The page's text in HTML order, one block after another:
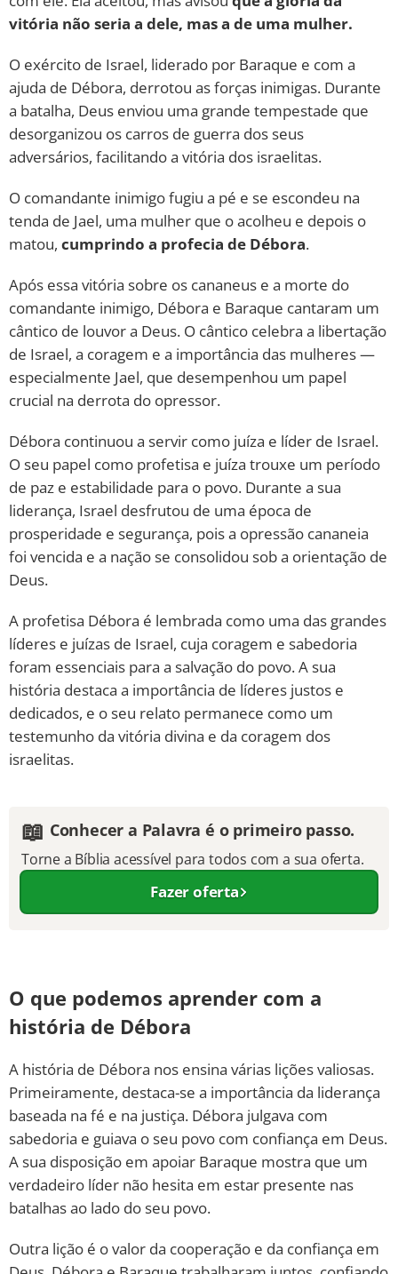
vitória não seria a dele, mas a de uma mulher.
O exército de Israel, liderado por Baraque e com a
ajuda de Débora, derrotou as forças inimigas. Durante
a batalha, Deus enviou uma grande tempestade que
desorganizou os carros de guerra dos seus
adversários, facilitando a vitória dos israelitas.
O comandante inimigo fugiu a pé e se escondeu na
tenda de Jael, uma mulher que o acolheu e depois o
matou, cumprindo a profecia de Débora.
Após essa vitória sobre os cananeus e a morte do
comandante inimigo, Débora e Baraque cantaram um
cântico de louvor a Deus. O cântico celebra a libertação
de Israel, a coragem e a importância das mulheres —
especialmente Jael, que desempenhou um papel
crucial na derrota do opressor.
Débora continuou a servir como juíza e líder de Israel.
O seu papel como profetisa e juíza trouxe um período
de paz e estabilidade para o povo. Durante a sua
liderança, Israel desfrutou de uma época de
prosperidade e segurança, pois a opressão cananeia
foi vencida e a nação se consolidou sob a orientação de
Deus.
A profetisa Débora é lembrada como uma das grandes
líderes e juízas de Israel, cuja coragem e sabedoria
foram essenciais para a salvação do povo. A sua
história destaca a importância de líderes justos e
dedicados, e o seu relato permanece como um
testemunho da vitória divina e da coragem dos
israelitas.
📖 Conhecer a Palavra é o primeiro passo.
Torne a Bíblia acessível para todos com a sua oferta.
Fazer oferta
O que podemos aprender com a
história de Débora
A história de Débora nos ensina várias lições valiosas.
Primeiramente, destaca-se a importância da liderança
baseada na fé e na justiça. Débora julgava com
sabedoria e guiava o seu povo com confiança em Deus.
A sua disposição em apoiar Baraque mostra que um
verdadeiro líder não hesita em estar presente nas
batalhas ao lado do seu povo.
Outra lição é o valor da cooperação e da confiança em